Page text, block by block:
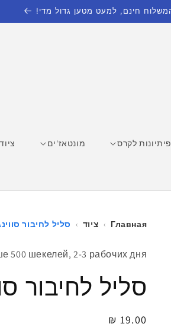
פיתיונות לקרס מונטאז'ים ציוד
Главная
› ציוד › סליל לחיבור
500 шекелей, 2-3 рабочих дня
סליל לחיבור
מחיר
19.00 ₪